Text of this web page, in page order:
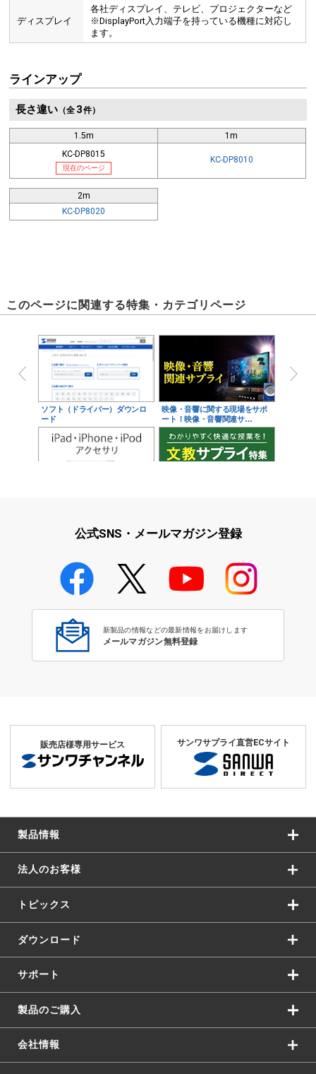
コンテンツ不正コピーを防止するHDCP2.3/1.4に対応しています。
結線図
サイズ
ディスプレイ
各社ディスプレイ、テレビ、プロジェクターなど
※DisplayPort入力端子を持っている機種に対応し
ます。
ラインアップ
長さ違い（全 3件）
1.5m
KC-DP8015
現在のページ
1m
KC-DP8010
2m
KC-DP8020
このページに関連する特集・カテゴリページ
ソフト（ドライバー）ダウンロ
ード
映像・音響に関する現場をサポ
ート！映像・音響関連サ…
学校教育のICT環境整備特集
公式SNS・メールマガジン登録
新製品の情報などの最新情報をお届けします
メールマガジン無料登録
販売店様専用サービス サンワサプライ直営ECサイト
製品情報
法人のお客様
トピックス
ダウンロード
サポート
製品のご購入
会社情報